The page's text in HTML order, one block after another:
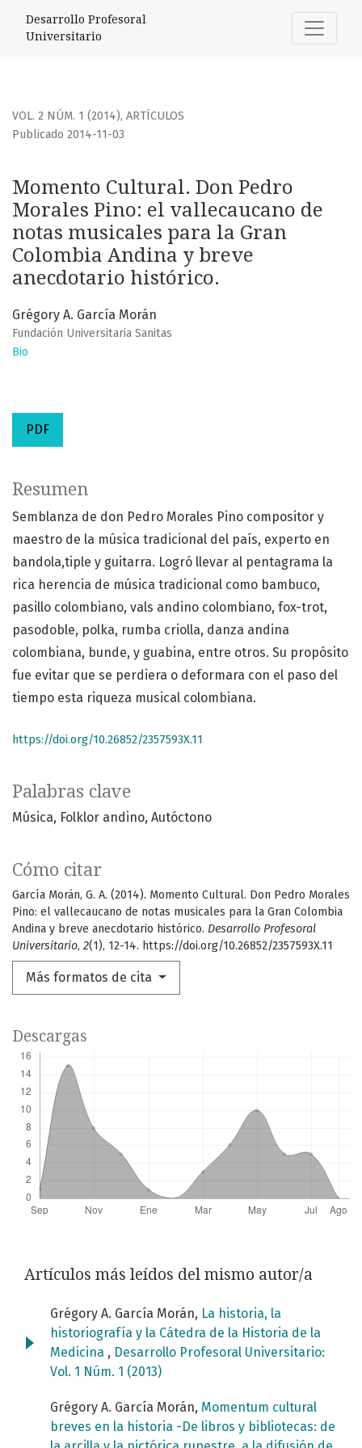
Momento Cultural. Don Pedro Morales Pino: el
Desarrollo Profesoral
Universitario
VOL. 2 NÚM. 1 (2014), ARTÍCULOS
Momento Cultural. Don Pedro
Morales Pino: el vallecaucano de
notas musicales para la Gran
Colombia Andina y breve
anecdotario histórico.
Publicado 2014-11-03
Grégory A. García Morán
Fundación Universitaria Sanitas
Bio
PDF
Palabras clave
Música Folklor andino Autóctono
Cómo citar
García Morán, G. A. (2014). Momento Cultural. Don Pedro Morales
Pino: el vallecaucano de notas musicales para la Gran Colombia
Andina y breve anecdotario histórico. Desarrollo Profesoral
Universitario, 2(1), 12-14. https://doi.org/10.26852/2357593X.11
Más formatos de cita
Resumen
Semblanza de don Pedro Morales Pino compositor y
maestro de la música tradicional del país, experto en
bandola,tiple y guitarra. Logró llevar al pentagrama la
rica herencia de música tradicional como bambuco,
pasillo colombiano, vals andino colombiano, fox-trot,
pasodoble, polka, rumba criolla, danza andina
colombiana, bunde, y guabina, entre otros. Su propósito
fue evitar que se perdiera o deformara con el paso del
tiempo esta riqueza musical colombiana.
https://doi.org/10.26852/2357593X.11
Descargas
Artículos más leídos del mismo autor/a
Grégory A. García Morán, La historia, la
historiografía y la Cátedra de la Historia de la
Medicina , Desarrollo Profesoral Universitario:
Vol. 1 Núm. 1 (2013)
Grégory A. García Morán, Momentum cultural
breves en la historia -De libros y bibliotecas: de